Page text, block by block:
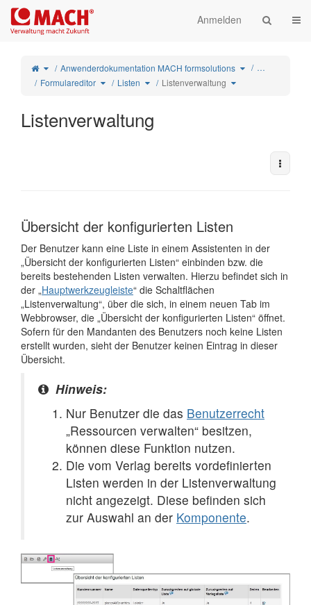
Startseite
Anmelden
Schalte
den
übergeordneten
Baum
von
Listenverwaltung
um.
Anwenderdokumentation MACH formsolutions Schalte
den
Verzeichnisbaum
…
Formulareditor Schalte
den
Verzeichnisbaum
unter
Listen Schalte
den
Verzeichnisbaum
unter
Listenverwaltung Schalte
den
Verzeichnisbaum
Listenverwaltung
Übersicht der konfigurierten Listen
Der Benutzer kann eine Liste in einem Assistenten in der
„Übersicht der konfigurierten Listen“ einbinden bzw. die
bereits bestehenden Listen verwalten. Hierzu befindet sich in
der „Hauptwerkzeugleiste“ die Schaltflächen
„Listenverwaltung“, über die sich, in einem neuen Tab im
Webbrowser, die „Übersicht der konfigurierten Listen“ öffnet.
Sofern für den Mandanten des Benutzers noch keine Listen
erstellt wurden, sieht der Benutzer keinen Eintrag in dieser
Übersicht.
Hinweis:
Nur Benutzer die das Benutzerrecht
„Ressourcen verwalten“ besitzen,
können diese Funktion nutzen.
Die vom Verlag bereits vordefinierten
Listen werden in der Listenverwaltung
nicht angezeigt. Diese befinden sich
zur Auswahl an der Komponente.